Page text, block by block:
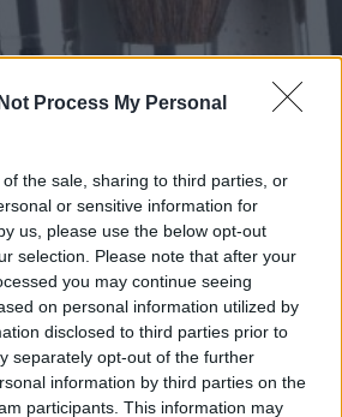
Process My Personal
the sale, sharing to third parties, or
or sensitive information for
us, please use the below opt-out
selection. Please note that after your
you may continue seeing
on personal information utilized by
disclosed to third parties prior to
separately opt-out of the further
information by third parties on the
participants. This information may
tipologie e
per un make up
up davvero impeccabile è